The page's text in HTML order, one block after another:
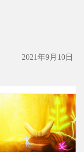
2021年9月10日